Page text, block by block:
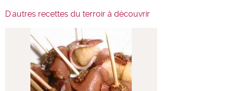
D'autres recettes du terroir à découvrir